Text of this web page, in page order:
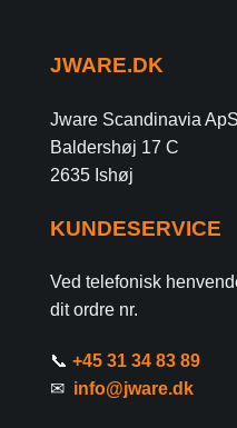
JWARE.DK
Jware Scandinavia ApS
Baldershøj 17 C
2635 Ishøj
KUNDESERVICE
Ved telefonisk
dit ordre nr.
📞 +45 31 34 83 89
✉ info@jware.dk